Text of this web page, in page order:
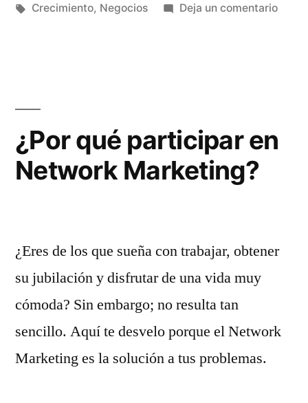
Etiquetas:
Crecimiento, Negocios Deja un comentarioen
¿Por qué participar en
Network Marketing?
¿Eres de los que sueña con trabajar, obtener
su jubilación y disfrutar de una vida muy
cómoda? Sin embargo; no resulta tan
sencillo. Aquí te desvelo porque el Network
Marketing es la solución a tus problemas.